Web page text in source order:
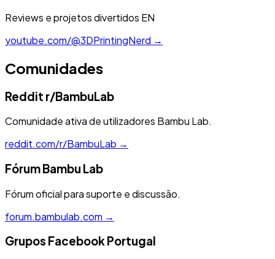
Reviews e projetos divertidos EN
youtube.com/@3DPrintingNerd →
Comunidades
Reddit r/BambuLab
Comunidade ativa de utilizadores Bambu Lab.
reddit.com/r/BambuLab →
Fórum Bambu Lab
Fórum oficial para suporte e discussão.
forum.bambulab.com →
Grupos Facebook Portugal